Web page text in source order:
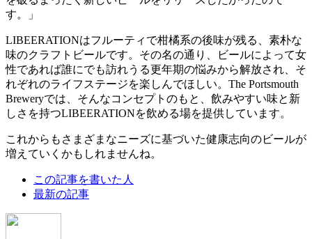
す。」
LIBEERATIONはフルーティで柑橘系の後味が残る、素朴な
味のクラフトビールです。その名の通り、ビールによって女
性であれば誰にでも訪れうる更年期の悩みから解放され、そ
れぞれのライフステージを楽しんでほしい。The Portsmouth
Breweryでは、そんなコンセプトのもと、飲みやすい味と新
しさを持つLIBEERATIONを飲める場を提供しています。
これからもさまざまなニーズに基づいた健康志向のビールが
増えていくかもしれませんね。
following
tabs
change
この記事を書いた人
最新の記事